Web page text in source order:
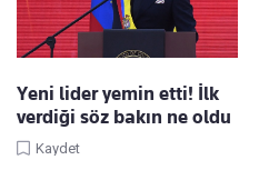
Yeni lider yemin etti! İlk
verdiği söz bakın ne oldu
Kaydet